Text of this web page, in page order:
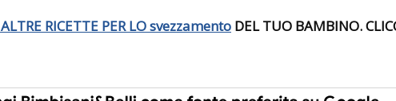
RICETTE PER LOsvezzamento DEL TUO BAMBINO.